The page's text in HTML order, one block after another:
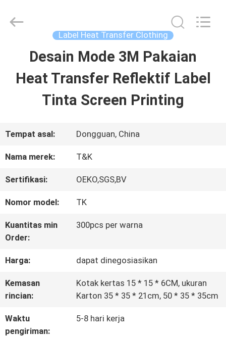
RUMAH
PRODUK
TENTANG
KITA
WISATA
PABRIK
KUALITAS
KAMI
Garment
Accessories
Label Heat Transfer Clothing
Desain Mode 3M Pakaian
Heat Transfer Reflektif Label
Tinta Screen Printing
Tempat asal: Dongguan, China
Nama merek: T&K
Sertifikasi: OEKO,SGS,BV
Nomor model: TK
Kuantitas min
Order:
300pcs per warna
Harga: dapat dinegosiasikan
Kemasan
rincian:
Kotak kertas 15 * 15 * 6CM, ukuran
Karton 35 * 35 * 21cm, 50 * 35 * 35cm
Waktu
pengiriman:
5-8 hari kerja